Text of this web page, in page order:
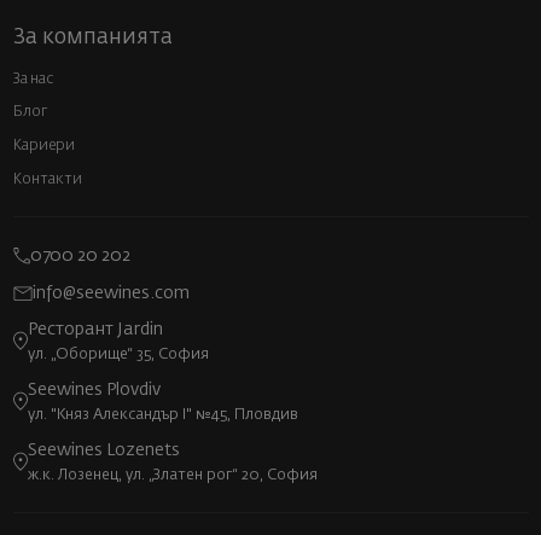
За компанията
За нас
Блог
Кариери
Контакти
0700 20 202
info@seewines.com
Ресторант Jardin
ул. „Оборище“ 35, София
Seewines Plovdiv
ул. "Княз Александър I" №45, Пловдив
Seewines Lozenets
ж.к. Лозенец, ул. „Златен рог“ 20, София